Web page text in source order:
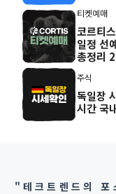
티켓예매
코르티
일정 선
총정리
주식
독일장
시간 국
"테크트렌드의 포